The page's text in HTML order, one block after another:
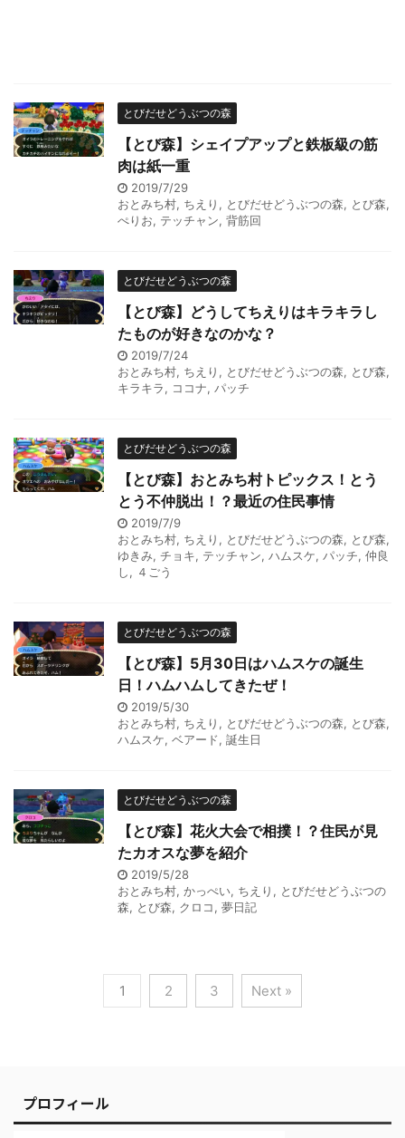
とびだせどうぶつの森
【とび森】シェイプアップと鉄板級の筋
肉は紙一重
2019/7/29
おとみち村, ちえり , とびだせどうぶつの森, とび森,
ぺりお, テッチャン, 背筋回
とびだせどうぶつの森
【とび森】どうしてちえりはキラキラし
たものが好きなのかな？
2019/7/24
おとみち村, ちえり , とびだせどうぶつの森, とび森,
キラキラ, ココナ, パッチ
とびだせどうぶつの森
【とび森】おとみち村トピックス！とう
とう不仲脱出！？最近の住民事情
2019/7/9
おとみち村, ちえり , とびだせどうぶつの森, とび森,
ゆきみ, チョキ, テッチャン, ハムスケ, パッチ, 仲良
し, ４ごう
とびだせどうぶつの森
【とび森】5月30日はハムスケの誕生
日！ハムハムしてきたぜ！
2019/5/30
おとみち村, ちえり , とびだせどうぶつの森, とび森,
ハムスケ, ベアード, 誕生日
とびだせどうぶつの森
【とび森】花火大会で相撲！？住民が見
たカオスな夢を紹介
2019/5/28
おとみち村, かっぺい, ちえり , とびだせどうぶつの
森, とび森, クロコ, 夢日記
1 2 3 Next »
プロフィール